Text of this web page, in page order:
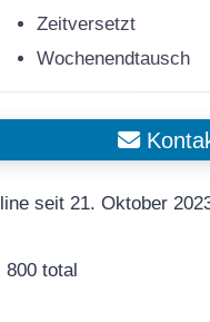
Zeitversetzt
Wochenendtausch
seit 21. Oktober
800 total